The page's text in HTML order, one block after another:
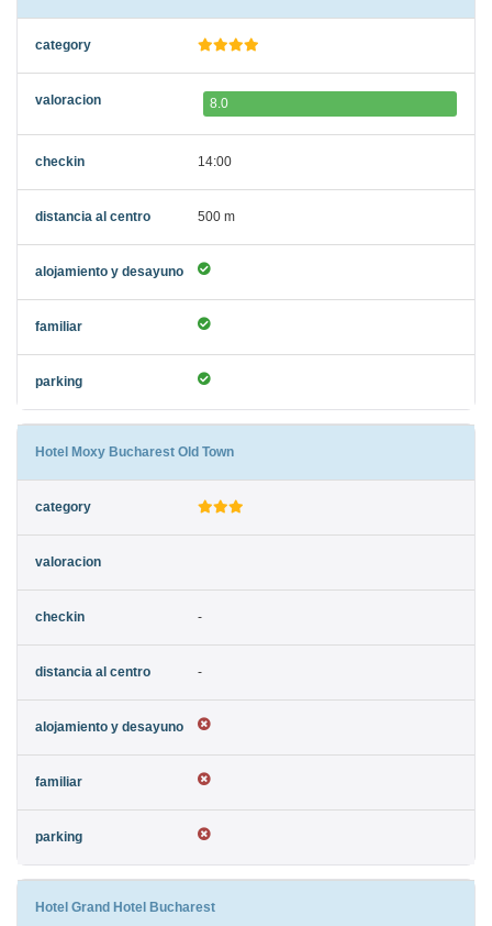
8.0
14:00
500 m
Hotel Moxy Bucharest Old Town
-
-
Hotel Grand Hotel Bucharest